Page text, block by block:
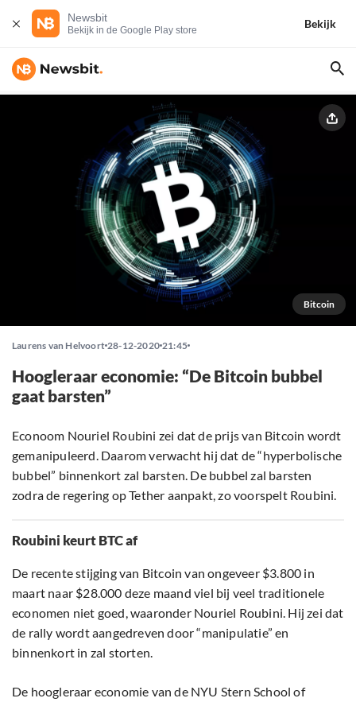
Newsbit
Bekijk in de Google Play store
Bekijk
Bitcoin
Laurens van Helvoort 28-12-2020 21:45
Hoogleraar economie: “De Bitcoin bubbel
gaat barsten”
Econoom Nouriel Roubini zei dat de prijs van Bitcoin wordt
gemanipuleerd. Daarom verwacht hij dat de “hyperbolische
bubbel” binnenkort zal barsten. De bubbel zal barsten
zodra de regering op Tether aanpakt, zo voorspelt Roubini.
Roubini keurt BTC af
De recente stijging van Bitcoin van ongeveer $3.800 in
maart naar $28.000 deze maand viel bij veel traditionele
economen niet goed, waaronder Nouriel Roubini. Hij zei dat
de rally wordt aangedreven door “manipulatie” en
binnenkort in zal storten.
De hoogleraar economie van de NYU Stern School of